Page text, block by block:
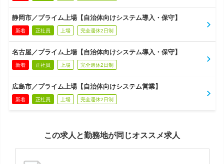
静岡市／プライム上場【自治体向けシステム導入・保守】
新着 正社員 上場 完全週休2日制
名古屋／プライム上場【自治体向けシステム導入・保守】
新着 正社員 上場 完全週休2日制
広島市／プライム上場【自治体向けシステム営業】
新着 正社員 上場 完全週休2日制
この求人と勤務地が同じオススメ求人